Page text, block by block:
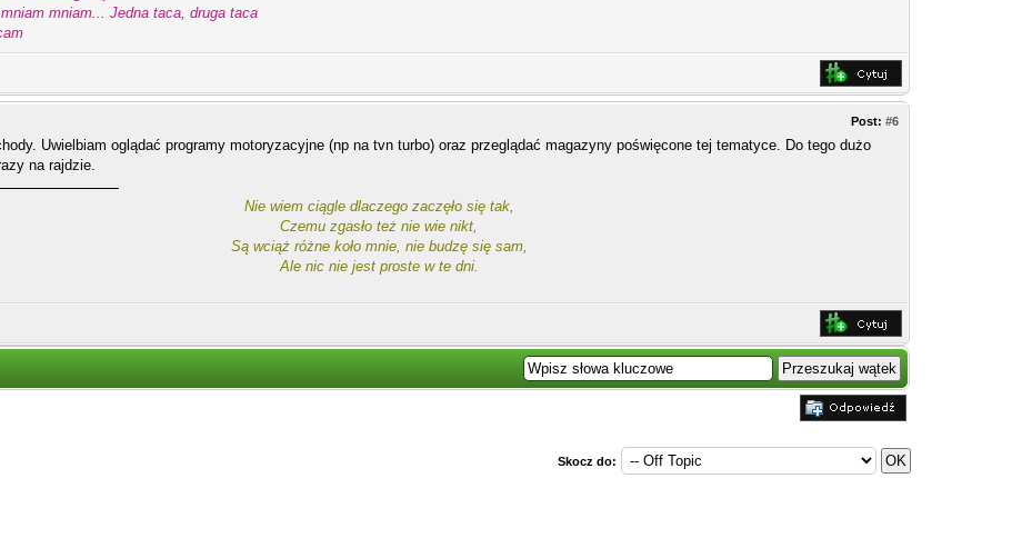
mniam... Jedna taca, druga taca
Post:#6
Uwielbiam oglądać programy motoryzacyjne (np na tvn turbo) oraz przeglądać magazyny poświęcone tej tematyce. Do tego dużo
na rajdzie.
Nie wiem ciągle dlaczego zaczęło się tak,
Czemu zgasło też nie wie nikt,
Są wciąż różne koło mnie, nie budzę się sam,
Ale nic nie jest proste w te dni.
Skocz do: